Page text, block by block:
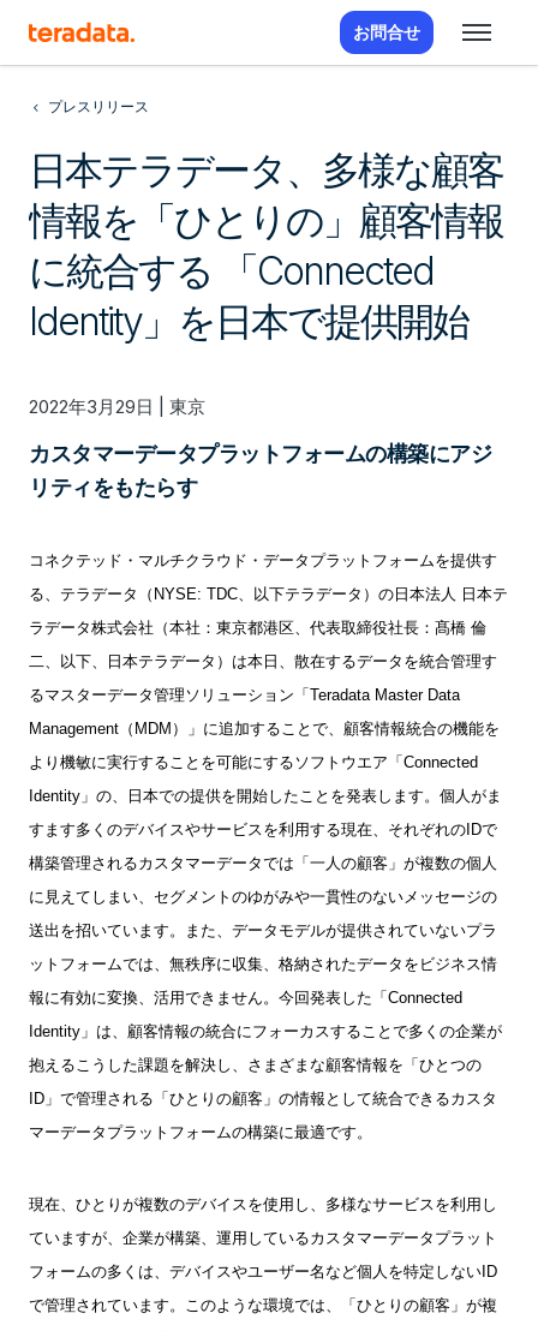
お問合せ
プレスリリース
日本テラデータ、多様な顧客
情報を「ひとりの」顧客情報
に統合する 「Connected
Identity」を日本で提供開始
2022年3月29日 | 東京
カスタマーデータプラットフォームの構築にアジ
リティをもたらす
コネクテッド・マルチクラウド・データプラットフォームを提供す
る、テラデータ（ NYSE: TDC、以下テラデータ）の日本法人 日本テ
ラデータ株式会社（本社：東京都港区、代表取締役社長：髙橋 倫
二、以下、日本テラデータ）は本日、散在するデータを統合管理す
るマスターデータ管理ソリューション「 Teradata Master Data
Management （ MDM ）」に追加することで、顧客情報統合の機能を
より機敏に実行することを可能にするソフトウエア「 Connected
Identity 」の、日本での提供を開始したことを発表します。 個人がま
すます多くのデバイスやサービスを利用する現在、それぞれの IDで
構築管理されるカスタマーデータでは「一人の顧客」が複数の個人
に見えてしまい、セグメントのゆがみや一貫性のないメッセージの
送出を招いています。また、データモデルが提供されていないプラ
ットフォームでは、無秩序に収集、格納されたデータをビジネス情
報に有効に変換、活用できません。今回発表した 「 Connected
Identity 」は、顧客情報の統合にフォーカスすることで多くの企業が
抱えるこうした課題を解決し、さまざまな顧客情報を「ひとつの
D 」で管理される「ひとりの顧客」の情報として統合できるカスタ
マーデータプラットフォームの構築に最適です。
現在、ひとりが複数のデバイスを使用し、多様なサービスを利用し
ていますが、企業が構築、運用しているカスタマーデータプラット
フォームの多くは、デバイスやユーザー名など個人を特定しない ID
で管理されています。このような環境では、「ひとりの顧客」が複